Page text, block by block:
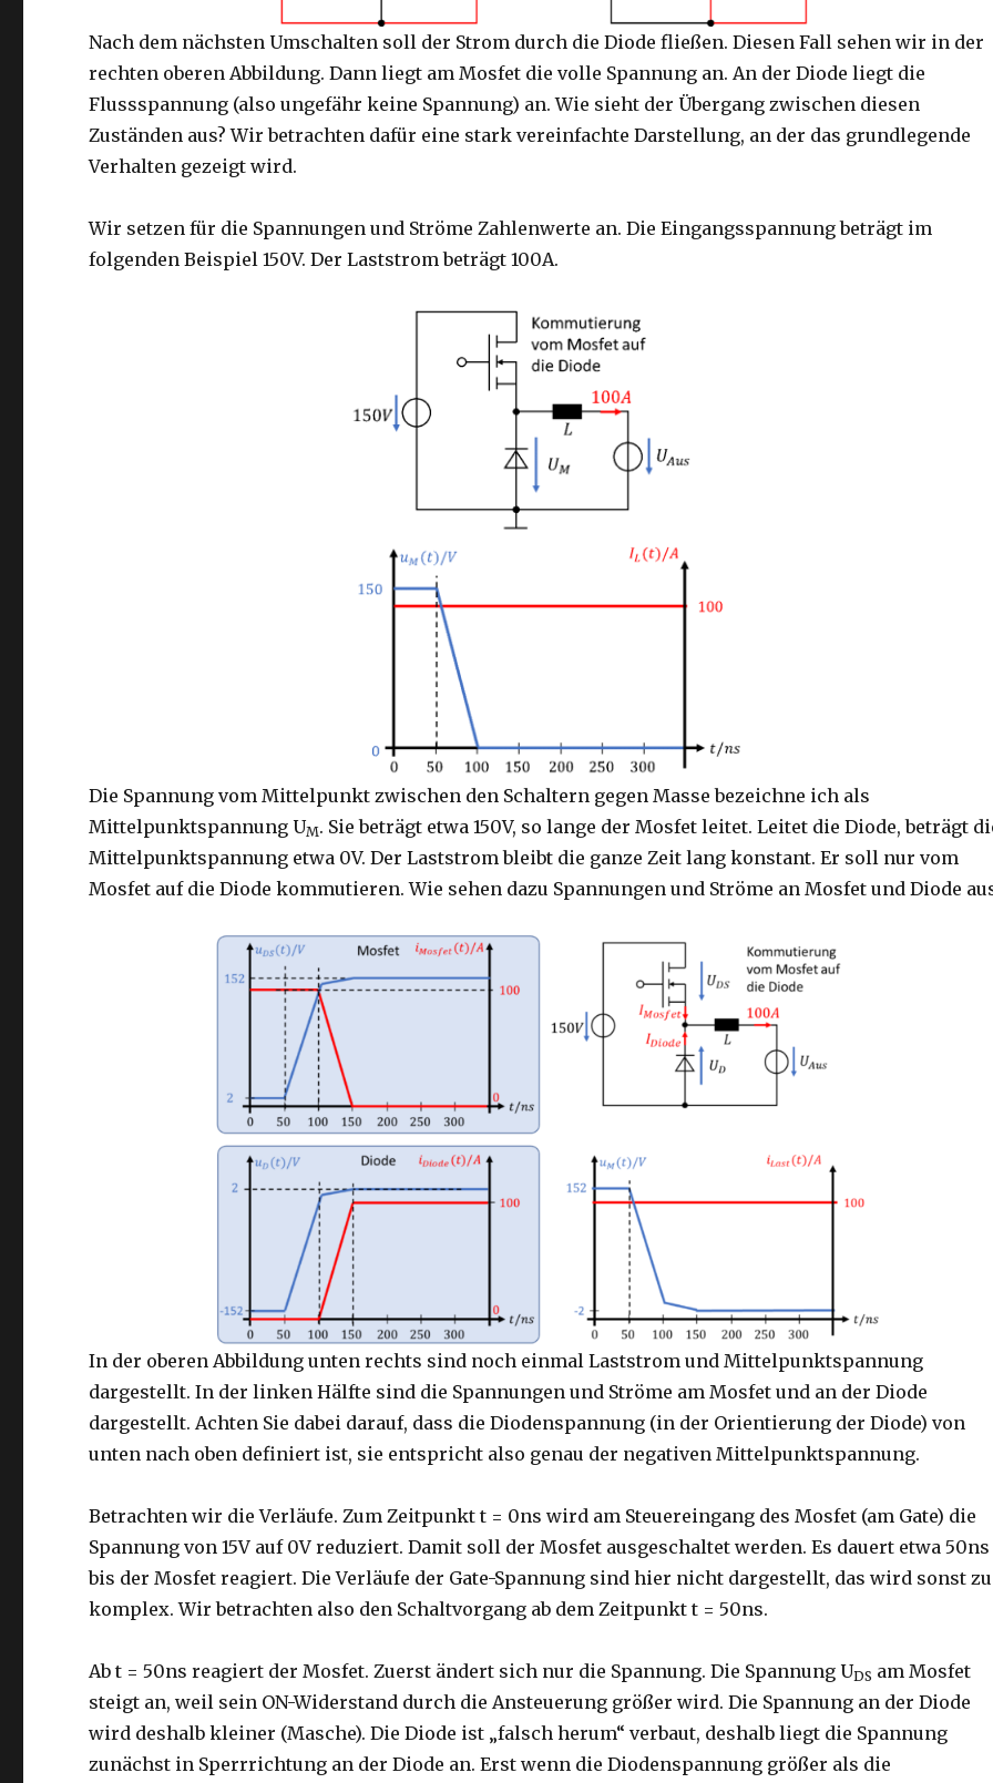
Nach dem nächsten Umschalten soll der Strom durch die Diode fließen. Diesen Fall sehen wir in der
rechten oberen Abbildung. Dann liegt am Mosfet die volle Spannung an. An der Diode liegt die
Flussspannung (also ungefähr keine Spannung) an. Wie sieht der Übergang zwischen diesen
Zuständen aus? Wir betrachten dafür eine stark vereinfachte Darstellung, an der das grundlegende
Verhalten gezeigt wird.
Wir setzen für die Spannungen und Ströme Zahlenwerte an. Die Eingangsspannung beträgt im
folgenden Beispiel 150V. Der Laststrom beträgt 100A.
Die Spannung vom Mittelpunkt zwischen den Schaltern gegen Masse bezeichne ich als
Mittelpunktspannung UM. Sie beträgt etwa 150V, so lange der Mosfet leitet. Leitet die Diode, beträgt
Mittelpunktspannung etwa 0V. Der Laststrom bleibt die ganze Zeit lang konstant. Er soll nur vom
Mosfet auf die Diode kommutieren. Wie sehen dazu Spannungen und Ströme an Mosfet und Diode
In der oberen Abbildung unten rechts sind noch einmal Laststrom und Mittelpunktspannung
dargestellt. In der linken Hälfte sind die Spannungen und Ströme am Mosfet und an der Diode
dargestellt. Achten Sie dabei darauf, dass die Diodenspannung (in der Orientierung der Diode) von
unten nach oben definiert ist, sie entspricht also genau der negativen Mittelpunktspannung.
Betrachten wir die Verläufe. Zum Zeitpunkt t = 0ns wird am Steuereingang des Mosfet (am Gate) die
Spannung von 15V auf 0V reduziert. Damit soll der Mosfet ausgeschaltet werden. Es dauert etwa 50ns
bis der Mosfet reagiert. Die Verläufe der Gate-Spannung sind hier nicht dargestellt, das wird sonst zu
komplex. Wir betrachten also den Schaltvorgang ab dem Zeitpunkt t = 50ns.
Ab t = 50ns reagiert der Mosfet. Zuerst ändert sich nur die Spannung. Die Spannung UDS am Mosfet
steigt an, weil sein ON-Widerstand durch die Ansteuerung größer wird. Die Spannung an der Diode
wird deshalb kleiner (Masche). Die Diode ist „falsch herum“ verbaut, deshalb liegt die Spannung
zunächst in Sperrrichtung an der Diode an. Erst wenn die Diodenspannung größer als die